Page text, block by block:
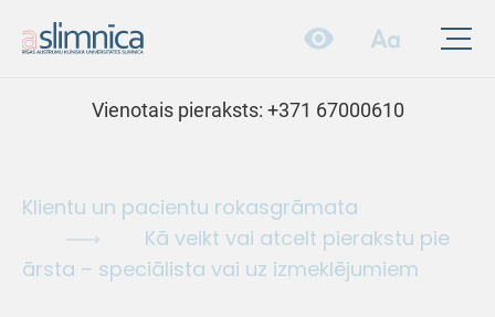
Vienotais pieraksts: +371 67000610
Klientu un pacientu rokasgrāmata
Kā veikt vai atcelt pierakstu pie
ārsta – speciālista vai uz izmeklējumiem